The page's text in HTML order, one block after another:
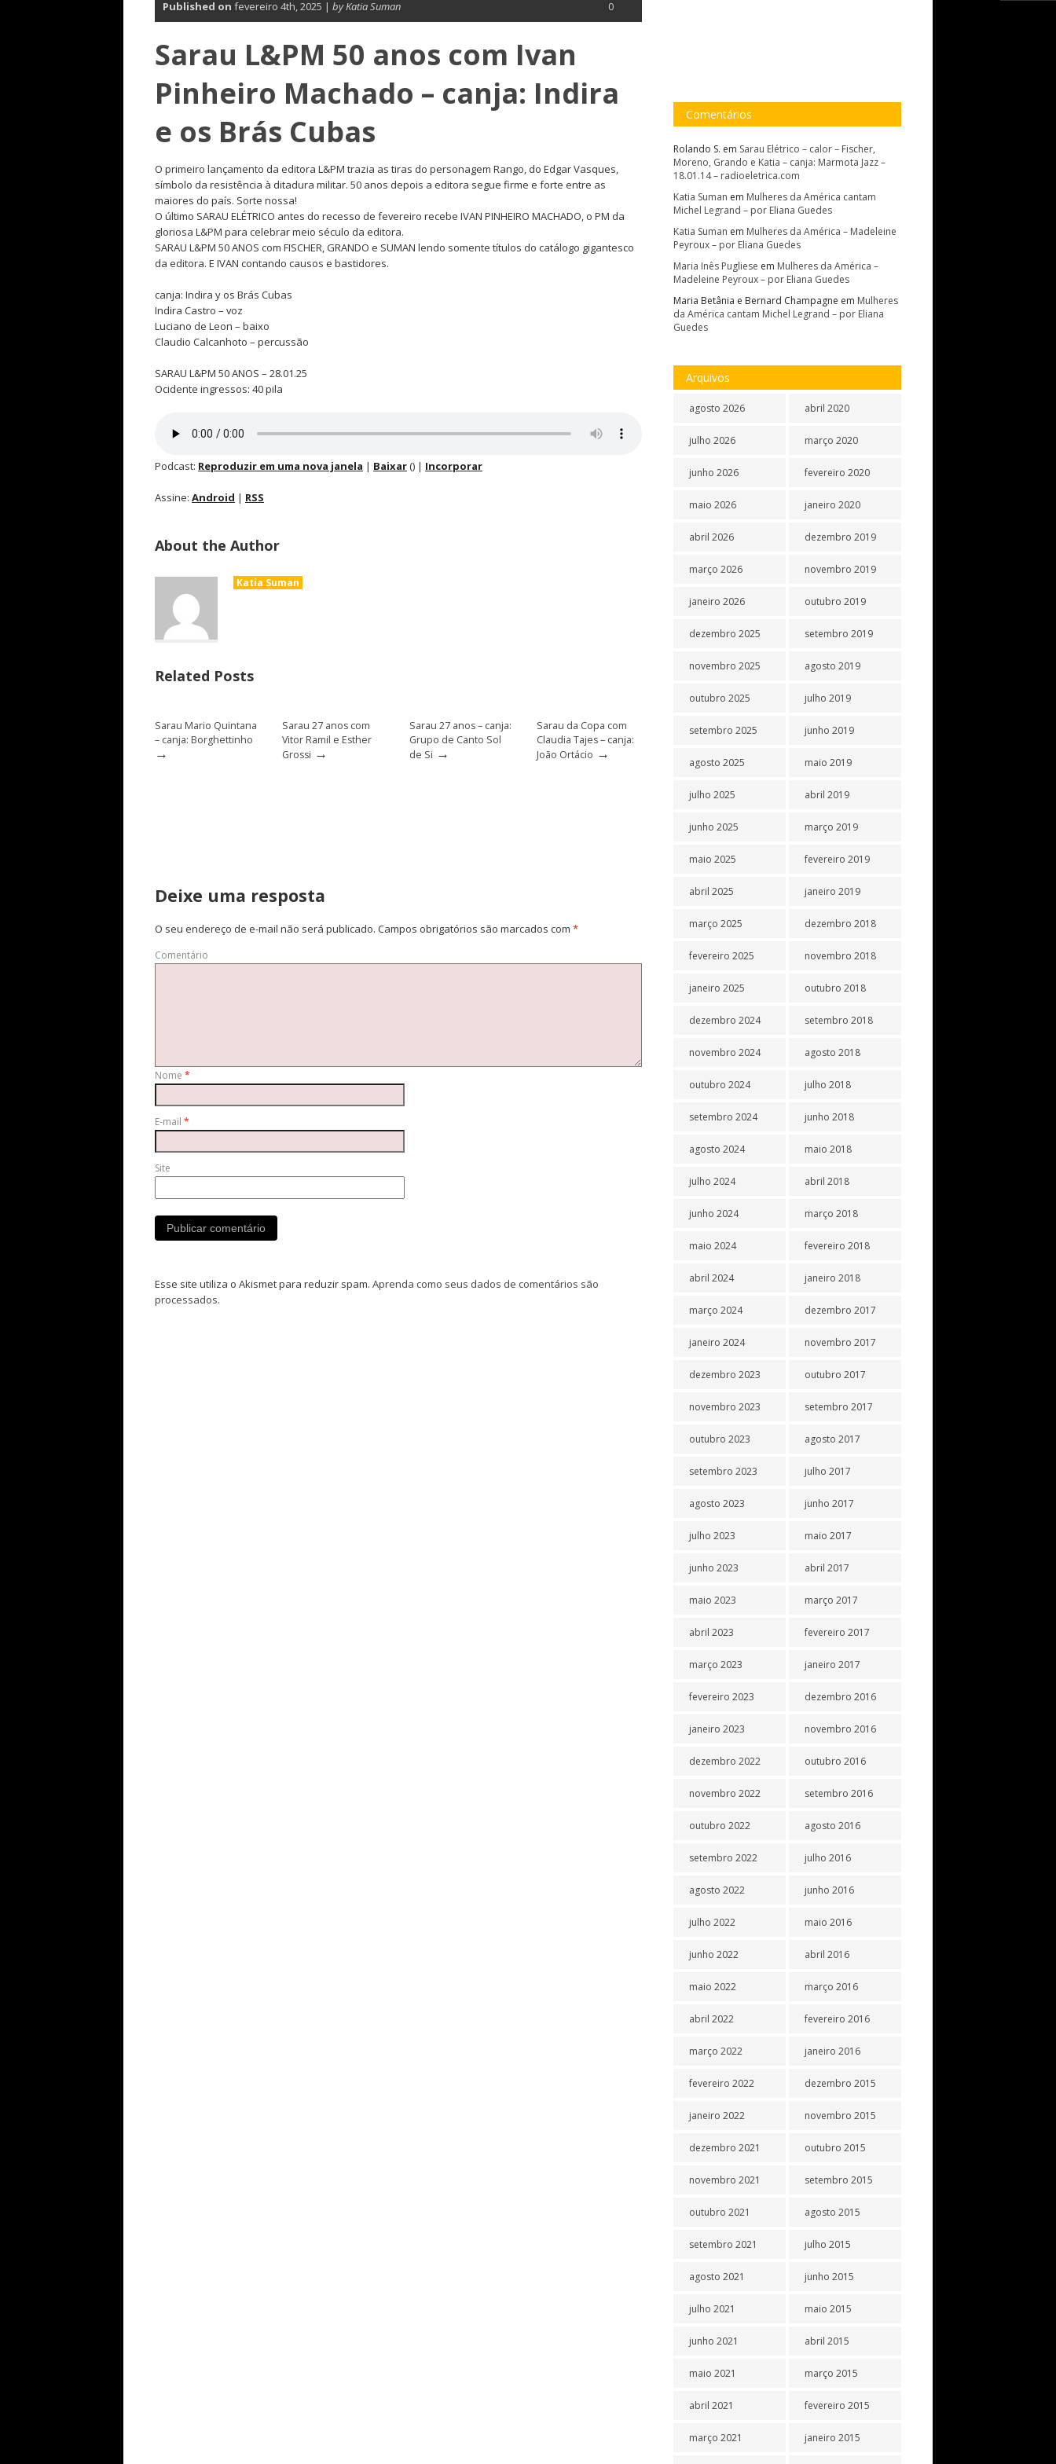
Published on fevereiro 4th, 2025 | by Katia Suman 0
Sarau L&PM 50 anos com Ivan
Pinheiro Machado – canja: Indira
e os Brás Cubas
O primeiro lançamento da editora L&PM trazia as tiras do personagem Rango, do Edgar Vasques,
símbolo da resistência à ditadura militar. 50 anos depois a editora segue firme e forte entre as
maiores do país. Sorte nossa!
O último SARAU ELÉTRICO antes do recesso de fevereiro recebe IVAN PINHEIRO MACHADO, o PM da
gloriosa L&PM para celebrar meio século da editora.
SARAU L&PM 50 ANOS com FISCHER, GRANDO e SUMAN lendo somente títulos do catálogo gigantesco
da editora. E IVAN contando causos e bastidores.
canja: Indira y os Brás Cubas
Indira Castro – voz
Luciano de Leon – baixo
Claudio Calcanhoto – percussão
SARAU L&PM 50 ANOS – 28.01.25
Ocidente ingressos: 40 pila
Podcast: Reproduzir em uma nova janela | Baixar() | Incorporar
Assine: Android | RSS
About the Author
Katia Suman
Related Posts
Sarau Mario Quintana
– canja: Borghettinho
→
Sarau 27 anos com
Vitor Ramil e Esther
Grossi →
Sarau 27 anos – canja:
Grupo de Canto Sol
de Si →
Sarau da Copa com
Claudia Tajes – canja:
João Ortácio →
Deixe uma resposta
O seu endereço de e-mail não será publicado. Campos obrigatórios são marcados com *
Comentário
Nome *
E-mail *
Site
Esse site utiliza o Akismet para reduzir spam. Aprenda como seus dados de comentários são
processados.
Comentários
Rolando S. em Sarau Elétrico – calor – Fischer,
Moreno, Grando e Katia – canja: Marmota Jazz –
18.01.14 – radioeletrica.com
Katia Suman em Mulheres da América cantam
Michel Legrand – por Eliana Guedes
Katia Suman em Mulheres da América – Madeleine
Peyroux – por Eliana Guedes
Maria Inês Pugliese em Mulheres da América –
Madeleine Peyroux – por Eliana Guedes
Maria Betânia e Bernard Champagne em Mulheres
da América cantam Michel Legrand – por Eliana
Guedes
Arquivos
agosto 2026
julho 2026
junho 2026
maio 2026
abril 2026
março 2026
janeiro 2026
dezembro 2025
novembro 2025
outubro 2025
setembro 2025
agosto 2025
julho 2025
junho 2025
maio 2025
abril 2025
março 2025
fevereiro 2025
janeiro 2025
dezembro 2024
novembro 2024
outubro 2024
setembro 2024
agosto 2024
julho 2024
junho 2024
maio 2024
abril 2024
março 2024
janeiro 2024
dezembro 2023
novembro 2023
outubro 2023
setembro 2023
agosto 2023
julho 2023
junho 2023
maio 2023
abril 2023
março 2023
fevereiro 2023
janeiro 2023
dezembro 2022
novembro 2022
outubro 2022
setembro 2022
agosto 2022
julho 2022
junho 2022
maio 2022
abril 2022
março 2022
fevereiro 2022
janeiro 2022
dezembro 2021
novembro 2021
outubro 2021
setembro 2021
agosto 2021
julho 2021
junho 2021
maio 2021
abril 2021
março 2021
abril 2020
março 2020
fevereiro 2020
janeiro 2020
dezembro 2019
novembro 2019
outubro 2019
setembro 2019
agosto 2019
julho 2019
junho 2019
maio 2019
abril 2019
março 2019
fevereiro 2019
janeiro 2019
dezembro 2018
novembro 2018
outubro 2018
setembro 2018
agosto 2018
julho 2018
junho 2018
maio 2018
abril 2018
março 2018
fevereiro 2018
janeiro 2018
dezembro 2017
novembro 2017
outubro 2017
setembro 2017
agosto 2017
julho 2017
junho 2017
maio 2017
abril 2017
março 2017
fevereiro 2017
janeiro 2017
dezembro 2016
novembro 2016
outubro 2016
setembro 2016
agosto 2016
julho 2016
junho 2016
maio 2016
abril 2016
março 2016
fevereiro 2016
janeiro 2016
dezembro 2015
novembro 2015
outubro 2015
setembro 2015
agosto 2015
julho 2015
junho 2015
maio 2015
abril 2015
março 2015
fevereiro 2015
janeiro 2015